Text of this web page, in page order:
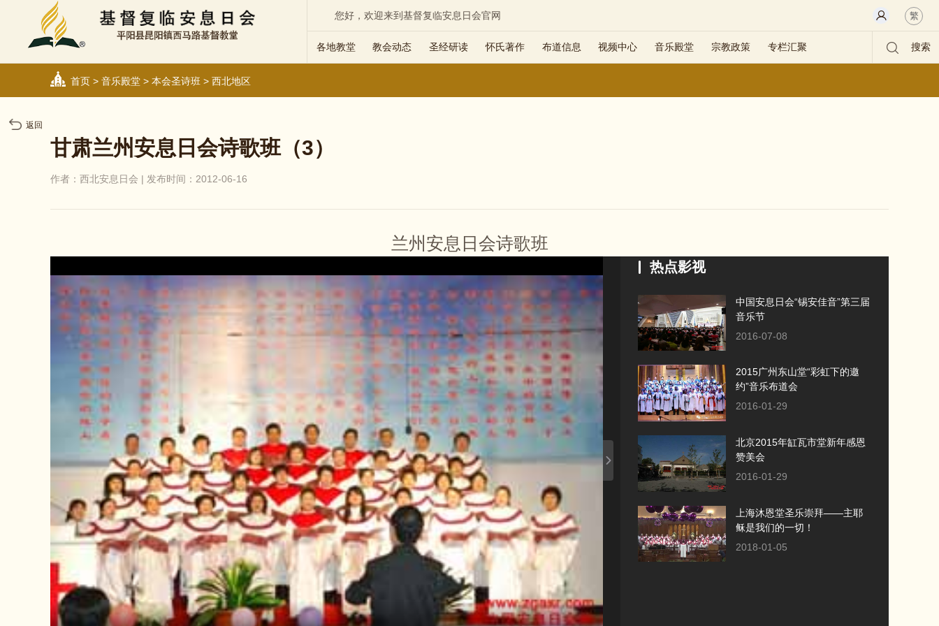
您好，欢迎来到基督复临安息日会官网 繁
各地教堂 教会动态 圣经研读 怀氏著作 布道信息 视频中心 音乐殿堂 宗教政策 专栏汇聚 搜索
首页> 音乐殿堂> 本会圣诗班 > 西北地区
返回
甘肃兰州安息日会诗歌班（3）
作者：西北安息日会 | 发布时间：2012-06-16
兰州安息日会诗歌班
热点影视
中国安息日会“锡安佳音”第三届
音乐节
2016-07-08
2015广州东山堂“彩虹下的邀
约”音乐布道会
2016-01-29
北京2015年缸瓦市堂新年感恩
赞美会
2016-01-29
上海沐恩堂圣乐崇拜——主耶
稣是我们的一切！
2018-01-05